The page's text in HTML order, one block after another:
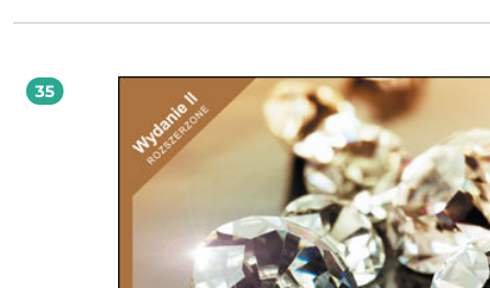
cienką linię, oddzielającą handlowca dobrego od wybitnego, i pokaże, jak ją
nagrodę. Świetni handlowcy zarabiają oczywiście bardzo dobrze, ale wybitni
handlowcy nie mają żadnych limitów wynagrodzeń! Potrzebujesz jeszcze
namysłu? To NIE jest książka dla osób, które: chcą się nauczyć sprzedawać, bo nie
mają nic lepszego do roboty; mają ochotę dowiedzieć się czegoś na temat
sprzedaży; w sprzedaży poszukują łatwego zarobku; tylko dla tych, którzy chcą
się ponad przeciętność!
35